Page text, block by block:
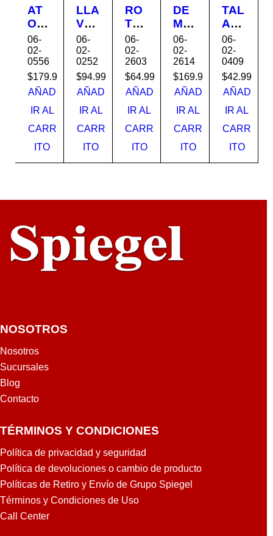
AT
OR
NIL
LA
DO
R
20V
5/8
DC
F63
0B
06-
02-
0556
$179.99
AÑAD
IR AL
CARR
ITO
LLA
VE
IMP
AC
TO
1/2
20V
H27
045
06-
02-
0252
$94.99
AÑAD
IR AL
CARR
ITO
RO
TO
MA
RTI
LL
O
800
W
SD
S
PL
826
AL
06-
02-
2603
$64.99
AÑAD
IR AL
CARR
ITO
DE
MO
LE
DO
R
160
0W
60J
110
-
120
06-
02-
2614
$169.99
AÑAD
IR AL
CARR
ITO
TAL
AD
RO
PE
RC
UT
OR
1/2"
900
W
120
06-
02-
0409
$42.99
AÑAD
IR AL
CARR
ITO
NOSOTROS
Nosotros
Sucursales
Blog
Contacto
TÉRMINOS Y CONDICIONES
Política de privacidad y seguridad
Política de devoluciones o cambio de producto
Políticas de Retiro y Envío de Grupo Spiegel
Términos y Condiciones de Uso
Call Center